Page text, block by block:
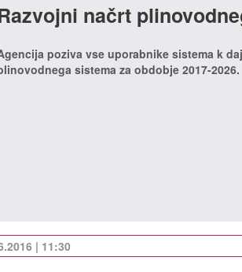
načrt
poziva vse uporabnike sistema k
sistema za obdobje 2017-2026.
| 11:30